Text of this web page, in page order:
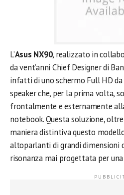
L’Asus NX90, realizzato in
da vent’anni Chief Designer di
infatti di uno schermo Full HD
speaker che, per la prima volta,
frontalmente e esternamente
notebook. Questa soluzione,
maniera distintiva questo
altoparlanti di grandi dimensioni
risonanza mai progettata per